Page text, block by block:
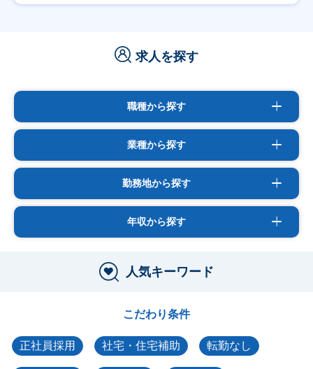
求人を探す
職種から探す
業種から探す
勤務地から探す
年収から探す
人気キーワード
こだわり条件
正社員採用 社宅・住宅補助 転勤なし